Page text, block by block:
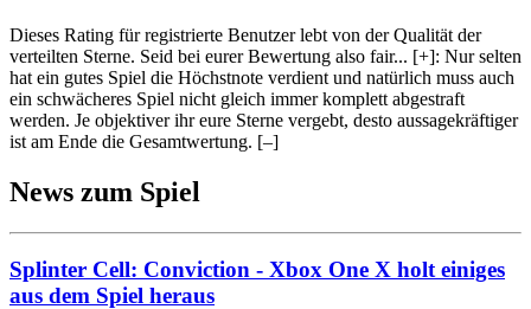
Dieses Rating für registrierte Benutzer lebt von der Qualität der
verteilten Sterne. Seid bei eurer Bewertung also fair... [+]: Nur selten
hat ein gutes Spiel die Höchstnote verdient und natürlich muss auch
ein schwächeres Spiel nicht gleich immer komplett abgestraft
werden. Je objektiver ihr eure Sterne vergebt, desto aussagekräftiger
ist am Ende die Gesamtwertung. [–]
News zum Spiel
Splinter Cell: Conviction - Xbox One X holt einiges
aus dem Spiel heraus